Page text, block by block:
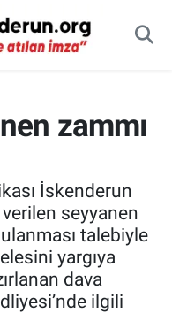
zammı
İskenderun
seyyanen
talebiyle
yargıya
dava
ilgili